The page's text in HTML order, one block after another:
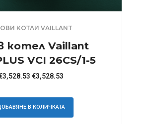
КОТЛИ VAILLANT
котел Vaillant
VCI 26CS/1-5
3,528.53 €3,528.53
В КОЛИЧКАТА